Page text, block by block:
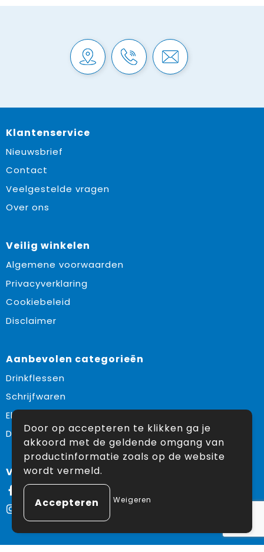
Klantenservice
Nieuwsbrief
Contact
Veelgestelde vragen
Over ons
Veilig winkelen
Algemene voorwaarden
Privacyverklaring
Cookiebeleid
Disclaimer
Aanbevolen categorieën
Drinkflessen
Schrijfwaren
Elektronica en Gadgets
Draagtassen
Volg ons op:
Facebook
Instagram
Door op accepteren te klikken ga je
akkoord met de geldende omgang van
productinformatie zoals op de website
wordt vermeld.
Weigeren